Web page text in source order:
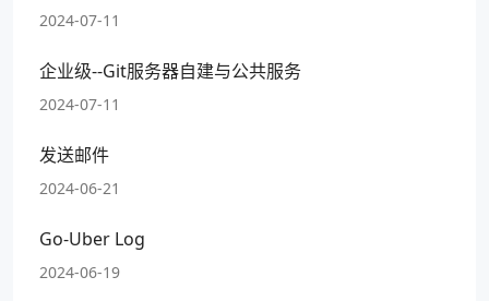
2024-07-11
企业级--Git服务器自建与公共服务
2024-07-11
发送邮件
2024-06-21
Go-Uber Log
2024-06-19